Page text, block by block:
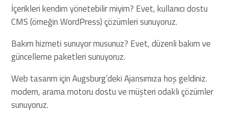
İçerikleri kendim yönetebilir miyim? Evet, kullanıcı dostu
CMS (örneğin WordPress) çözümleri sunuyoruz.
Bakım hizmeti sunuyor musunuz? Evet, düzenli bakım ve
güncelleme paketleri sunuyoruz.
Web tasarım için Augsburg’deki Ajansımıza hoş geldiniz.
modern, arama motoru dostu ve müşteri odaklı çözümler
sunuyoruz.